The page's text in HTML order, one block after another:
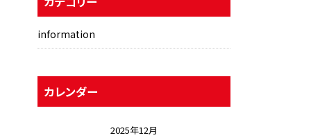
information
カレンダー
2025年12月